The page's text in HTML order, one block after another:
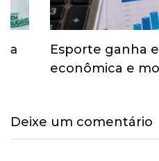
Esporte ganha
econômica e mobiliza…
Deixe um comentário